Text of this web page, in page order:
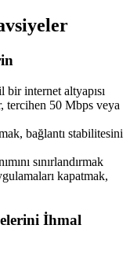
bir internet altyapısı
tercihen 50 Mbps veya
bağlantı stabilitesini
sınırlandırmak
kapatmak,
İhmal